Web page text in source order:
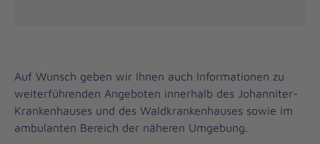
Auf Wunsch geben wir Ihnen auch Informationen zu
weiterführenden Angeboten innerhalb des Johanniter-
Krankenhauses und des Waldkrankenhauses sowie im
ambulanten Bereich der näheren Umgebung.